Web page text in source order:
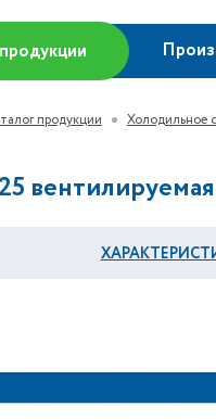
продукции Холодильное